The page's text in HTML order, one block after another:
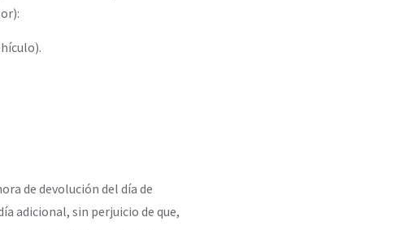
de devolución del día de
adicional, sin perjuicio de que,